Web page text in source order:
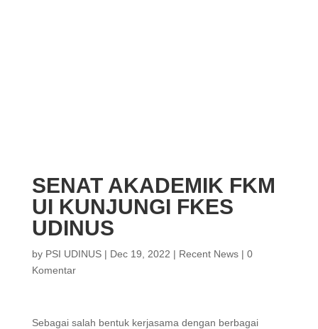
SENAT AKADEMIK FKM
UI KUNJUNGI FKES
UDINUS
by PSI UDINUS| Dec 19, 2022 | Recent News| 0
Komentar
Sebagai salah bentuk kerjasama dengan berbagai